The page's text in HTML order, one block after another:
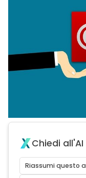
Chiedi all'AI
Riassumi questo